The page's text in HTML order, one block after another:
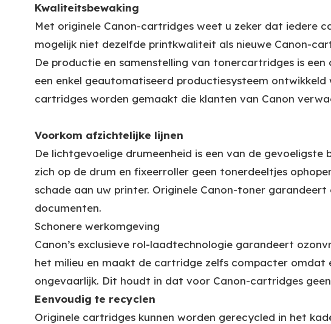
Kwaliteitsbewaking
Met originele Canon-cartridges weet u zeker dat iedere
mogelijk niet dezelfde printkwaliteit als nieuwe Canon-
De productie en samenstelling van tonercartridges is
een enkel geautomatiseerd productiesysteem
cartridges worden gemaakt die klanten van Canon
Voorkom afzichtelijke lijnen
De lichtgevoelige drumeenheid is een van de
zich op de drum en fixeerroller geen tonerdeeltjes
schade aan uw printer. Originele Canon-toner
documenten.
Schonere werkomgeving
Canon’s exclusieve rol-laadtechnologie garandeert
het milieu en maakt de cartridge zelfs compacter omdat
ongevaarlijk. Dit houdt in dat voor Canon-cartridges
Eenvoudig te recyclen
Originele cartridges kunnen worden gerecycled in het